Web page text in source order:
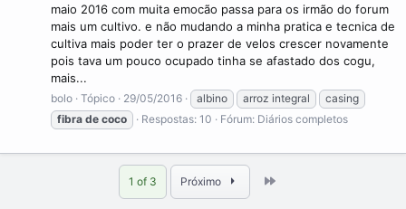
maio 2016 com muita emocão passa para os irmão do forum
mais um cultivo. e não mudando a minha pratica e tecnica de
cultiva mais poder ter o prazer de velos crescer novamente
pois tava um pouco ocupado tinha se afastado dos cogu,
mais...
bolo Tópico 29/05/2016 albino arroz integral
casing
fibra de coco Respostas: 10 Fórum: Diários completos
1 of 3 Próximo